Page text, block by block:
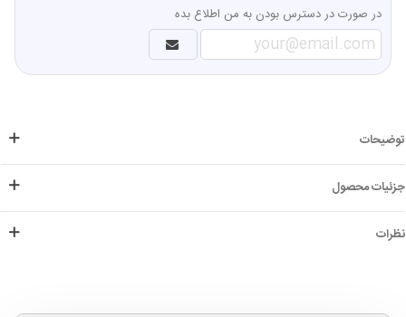
در صورت در دسترس بودن به من اطلاع بده
توضیحات
جزئیات محصول
نظرات